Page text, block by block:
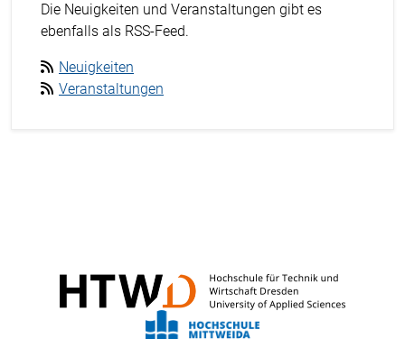
Die Neuigkeiten und Veranstaltungen gibt es
ebenfalls als RSS-Feed.
Neuigkeiten
Veranstaltungen